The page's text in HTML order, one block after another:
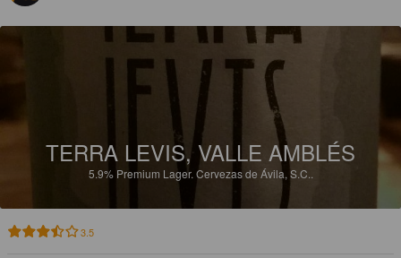
TERRA LEVIS, VALLE AMBLÉS
5.9% Premium Lager. Cervezas de Ávila, S.C..
3.5